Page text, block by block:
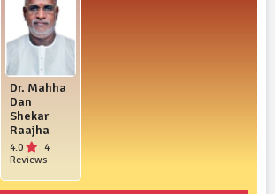
Dr. Mahha
Dan
Shekar
Raajha
4.0
4
Reviews